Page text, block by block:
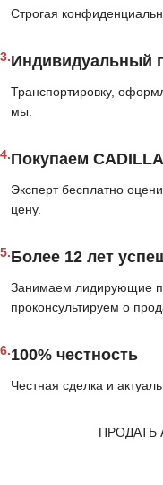
Строгая
3.Индивидуальный
Транспортировку,
мы.
4.Покупаем
Эксперт бесплатно
цену.
5.Более 12 лет
Занимаем лидирующие
проконсультируем о
6.100% честность
Честная сделка и
ПРОДАТЬ